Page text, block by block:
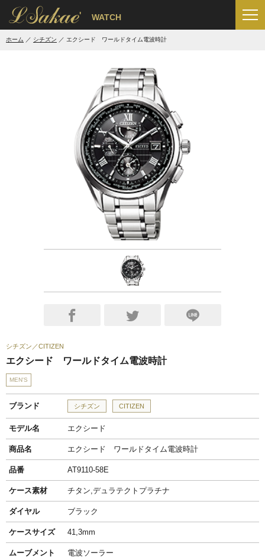
' WATCH
ホーム シチズン エクシード ワールドタイム電波時計
シチズン CITIZEN
エクシード ワールドタイム電波時計
MEN'S
ブランド シチズン CITIZEN
モデル名 エクシード
商品名 エクシード ワールドタイム電波時計
品番 AT9110-58E
ケース素材 チタン,デュラテクトプラチナ
ダイヤル ブラック
ケースサイズ 41,3mm
ムーブメント 電波ソーラー